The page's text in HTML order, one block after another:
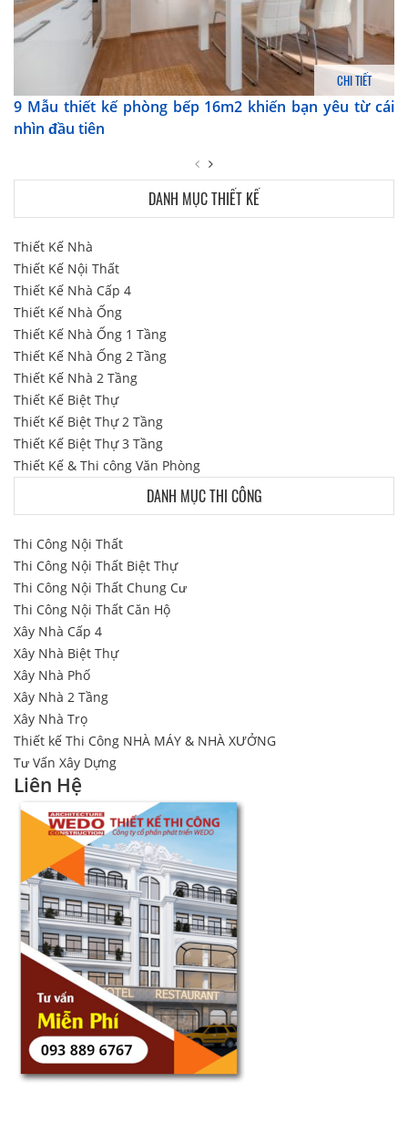
CHI TIẾT
9 Mẫu thiết kế phòng bếp 16m2 khiến bạn yêu từ cái
nhìn đầu tiên
DANH MỤC THIẾT KẾ
Thiết Kế Nhà
Thiết Kế Nội Thất
Thiết Kế Nhà Cấp 4
Thiết Kế Nhà Ống
Thiết Kế Nhà Ống 1 Tầng
Thiết Kế Nhà Ống 2 Tầng
Thiết Kế Nhà 2 Tầng
Thiết Kế Biệt Thự
Thiết Kế Biệt Thự 2 Tầng
Thiết Kế Biệt Thự 3 Tầng
Thiết Kế & Thi công Văn Phòng
DANH MỤC THI CÔNG
Thi Công Nội Thất
Thi Công Nội Thất Biệt Thự
Thi Công Nội Thất Chung Cư
Thi Công Nội Thất Căn Hộ
Xây Nhà Cấp 4
Xây Nhà Biệt Thự
Xây Nhà Phố
Xây Nhà 2 Tầng
Xây Nhà Trọ
Thiết kế Thi Công NHÀ MÁY & NHÀ XƯỞNG
Tư Vấn Xây Dựng
Liên Hệ